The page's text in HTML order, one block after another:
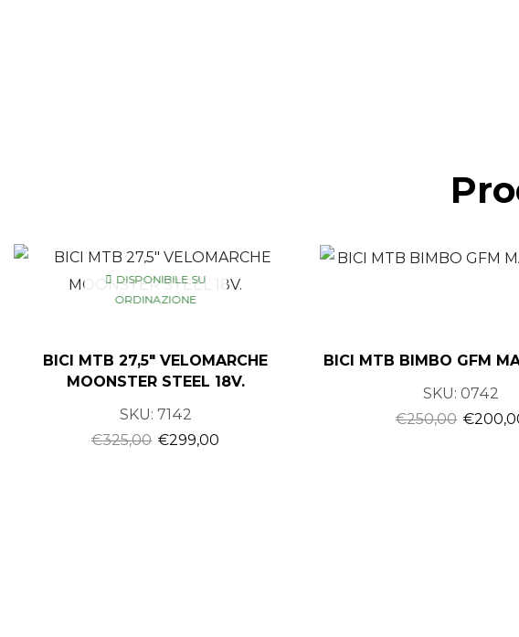
DISPONIBILE SU
ORDINAZIONE
BICI MTB 27,5″ VELOMARCHE
MOONSTER STEEL 18V.
SKU: 7142
€325,00 €299,00
BICI MTB BIMBO GFM
SKU: 0742
€250,00 €